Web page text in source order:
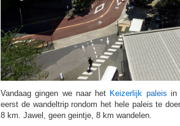
Vandaag gingen we naar het Keizerlijk paleis in
eerst de wandeltrip rondom het hele paleis te
8 km. Jawel, geen geintje, 8 km wandelen.